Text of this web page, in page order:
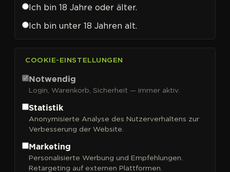
Blimburn Seeds
Sortieren nach
Ich bin 18 Jahre oder älter.
Ich bin unter 18 Jahren alt.
COOKIE-EINSTELLUNGEN
Notwendig
Login, Warenkorb, Sicherheit — immer aktiv.
Statistik
Anonymisierte Analyse des Nutzerverhaltens zur
Verbesserung der Website.
Marketing
Personalisierte Werbung und Empfehlungen.
Retargeting auf externen Plattformen.